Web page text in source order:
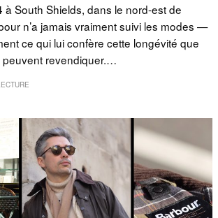
à South Shields, dans le nord-est de
n’a jamais vraiment suivi les modes —
ce qui lui confère cette longévité que
revendiquer.…